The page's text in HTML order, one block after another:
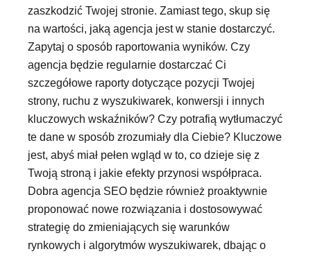
zaszkodzić Twojej stronie. Zamiast tego, skup się
na wartości, jaką agencja jest w stanie dostarczyć.
Zapytaj o sposób raportowania wyników. Czy
agencja będzie regularnie dostarczać Ci
szczegółowe raporty dotyczące pozycji Twojej
strony, ruchu z wyszukiwarek, konwersji i innych
kluczowych wskaźników? Czy potrafią wytłumaczyć
te dane w sposób zrozumiały dla Ciebie? Kluczowe
jest, abyś miał pełen wgląd w to, co dzieje się z
Twoją stroną i jakie efekty przynosi współpraca.
Dobra agencja SEO będzie również proaktywnie
proponować nowe rozwiązania i dostosowywać
strategię do zmieniających się warunków
rynkowych i algorytmów wyszukiwarek, dbając o